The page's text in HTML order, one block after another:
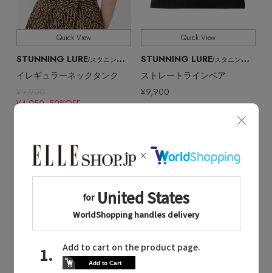
Quick View
STUNNING LURE/スタニングルアー
ストレートラインベア
¥9,900
Quick View
STUNNING LURE/スタニングルアー
イレギュラーネックタンク
¥9,900
¥4,950 50%OFF